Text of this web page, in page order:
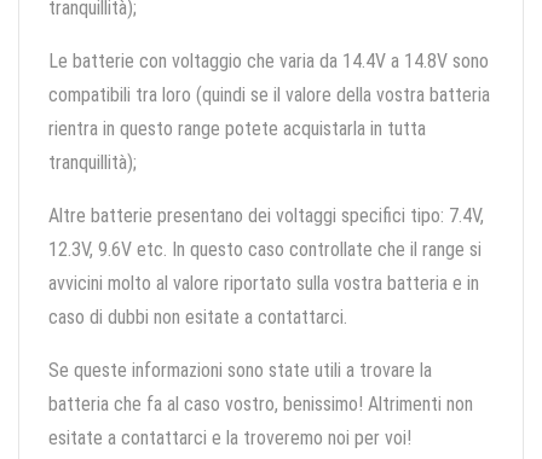
tranquillità);
Le batterie con voltaggio che varia da 14.4V a 14.8V sono
compatibili tra loro (quindi se il valore della vostra batteria
rientra in questo range potete acquistarla in tutta
tranquillità);
Altre batterie presentano dei voltaggi specifici tipo: 7.4V,
12.3V, 9.6V etc. In questo caso controllate che il range si
avvicini molto al valore riportato sulla vostra batteria e in
caso di dubbi non esitate a contattarci.
Se queste informazioni sono state utili a trovare la
batteria che fa al caso vostro, benissimo! Altrimenti non
esitate a contattarci e la troveremo noi per voi!